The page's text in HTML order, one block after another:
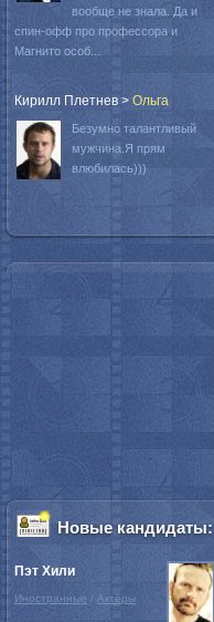
вообще не знала. Да и
спин-офф про профессора и
Магнито особ...
Кирилл Плетнев > Oльга
Безумно талантливый
мужчина.Я прям
влюбилась)))
Новые кандидаты:
Пэт Хили
Иностранные / Актёры